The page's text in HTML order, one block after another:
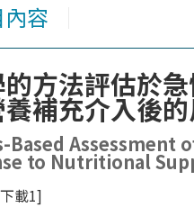
容
方法評估於
補充介入後
Based Assessment
to Nutritional
載1]